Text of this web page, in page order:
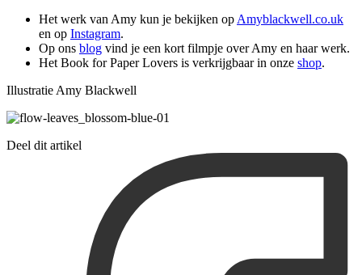
Het werk van Amy kun je bekijken op Amyblackwell.co.uk
en op Instagram.
Op ons blog vind je een kort filmpje over Amy en haar werk.
Het Book for Paper Lovers is verkrijgbaar in onze shop.
Illustratie Amy Blackwell
Deel dit artikel